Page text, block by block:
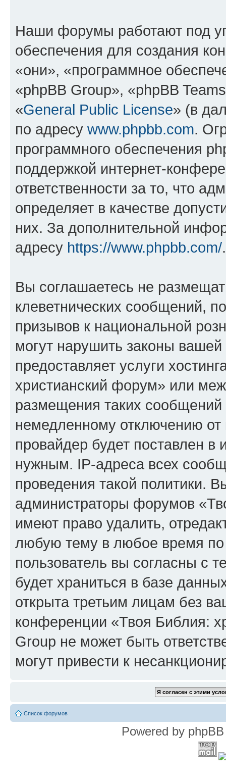
Наши форумы работают под
обеспечения для создания
«они», «программное
«phpBB Group», «phpBB
«General Public License» (в
по адресу www.phpbb.com.
программного обеспечения
поддержкой интернет-
ответственности за то, что
определяет в качестве
них. За дополнительной
адресу https://www.phpbb.com/.
Вы соглашаетесь не
клеветнических сообщений,
призывов к национальной
могут нарушить законы
предоставляет услуги
христианский форум» или
размещения таких
немедленному отключению
провайдер будет поставлен в
нужным. IP-адреса всех
проведения такой политики.
администраторы форумов
имеют право удалить,
любую тему в любое время
пользователь вы согласны с
будет храниться в базе
открыта третьим лицам без
конференции «Твоя Библия:
Group не может быть
могут привести к
Список форумов
Powered by